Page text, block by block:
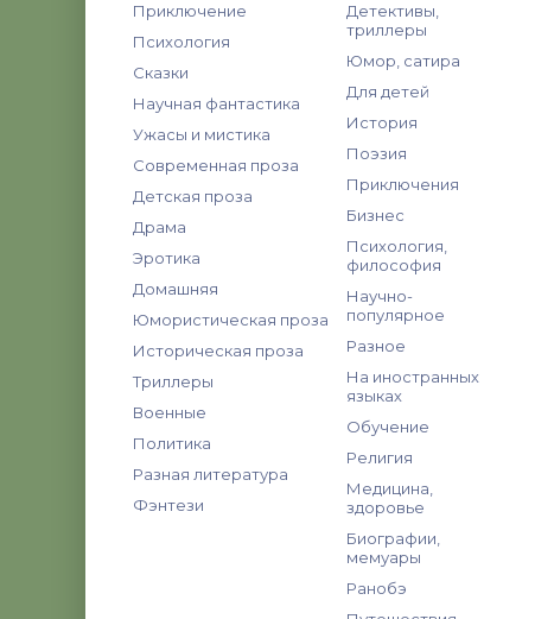
Приключение
Психология
Сказки
Научная фантастика
Ужасы и мистика
Современная проза
Детская проза
Драма
Эротика
Домашняя
Юмористическая проза
Историческая проза
Триллеры
Военные
Политика
Разная литература
Фэнтези
Детективы,
триллеры
Юмор, сатира
Для детей
История
Поэзия
Приключения
Бизнес
Психология,
философия
Научно-
популярное
Разное
На иностранных
языках
Обучение
Религия
Медицина,
здоровье
Биографии,
мемуары
Ранобэ